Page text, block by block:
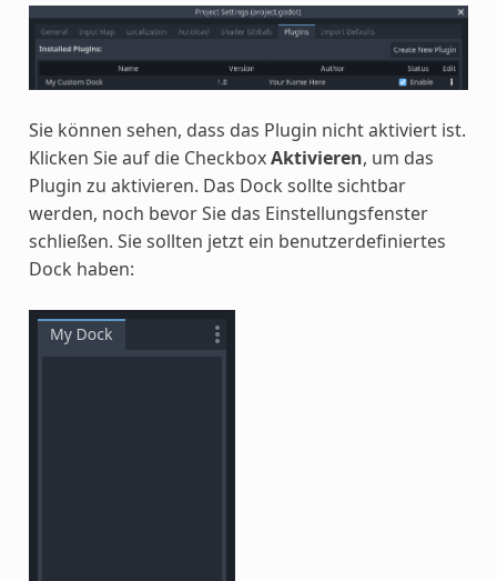
Sie können sehen, dass das Plugin nicht aktiviert ist.
Klicken Sie auf die CheckboxAktivieren, um das
Plugin zu aktivieren. Das Dock sollte sichtbar
werden, noch bevor Sie das Einstellungsfenster
schließen. Sie sollten jetzt ein benutzerdefiniertes
Dock haben: